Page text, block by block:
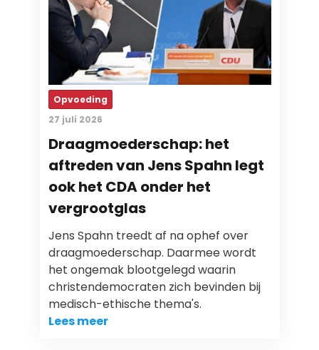
Opvoeding
27 juli 2026
Draagmoederschap: het
aftreden van Jens Spahn legt
ook het CDA onder het
vergrootglas
Jens Spahn treedt af na ophef over
draagmoederschap. Daarmee wordt
het ongemak blootgelegd waarin
christendemocraten zich bevinden bij
medisch-ethische thema's.
Lees meer